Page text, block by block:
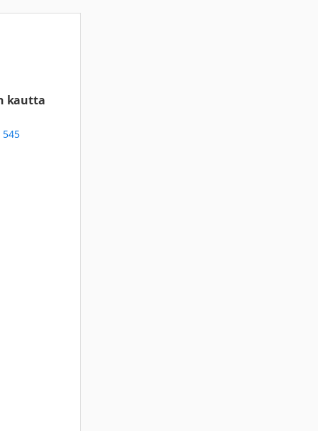
kautta
545